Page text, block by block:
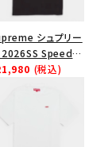
シュプリー
2026SS Speed
スピードTシャツ
(税込)